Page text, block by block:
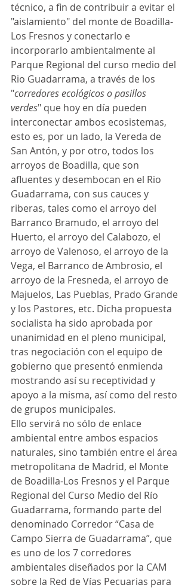
técnico, a fin de contribuir a evitar el
"aislamiento" del monte de Boadilla-
Los Fresnos y conectarlo e
incorporarlo ambientalmente al
Parque Regional del curso medio del
Rio Guadarrama, a través de los
"corredores ecológicos o pasillos
verdes" que hoy en día pueden
interconectar ambos ecosistemas,
esto es, por un lado, la Vereda de
San Antón, y por otro, todos los
arroyos de Boadilla, que son
afluentes y desembocan en el Rio
Guadarrama, con sus cauces y
riberas, tales como el arroyo del
Barranco Bramudo, el arroyo del
Huerto, el arroyo del Calabozo, el
arroyo de Valenoso, el arroyo de la
Vega, el Barranco de Ambrosio, el
arroyo de la Fresneda, el arroyo de
Majuelos, Las Pueblas, Prado Grande
y los Pastores, etc. Dicha propuesta
socialista ha sido aprobada por
unanimidad en el pleno municipal,
tras negociación con el equipo de
gobierno que presentó enmienda
mostrando así su receptividad y
apoyo a la misma, así como del resto
de grupos municipales.
Ello servirá no sólo de enlace
ambiental entre ambos espacios
naturales, sino también entre el área
metropolitana de Madrid, el Monte
de Boadilla-Los Fresnos y el Parque
Regional del Curso Medio del Río
Guadarrama, formando parte del
denominado Corredor “Casa de
Campo Sierra de Guadarrama”, que
es uno de los 7 corredores
ambientales diseñados por la CAM
sobre la Red de Vías Pecuarias para